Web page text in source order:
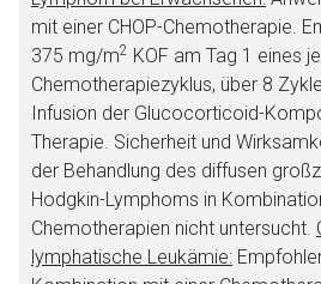
mit einer CHOP-Chemotherapie.
375 mg/m2 KOF am Tag 1 eines
Chemotherapiezyklus, über 8
Infusion der Glucocorticoid-
Therapie. Sicherheit und
der Behandlung des diffusen
Hodgkin-Lymphoms in
Chemotherapien nicht untersucht.
lymphatische Leukämie: